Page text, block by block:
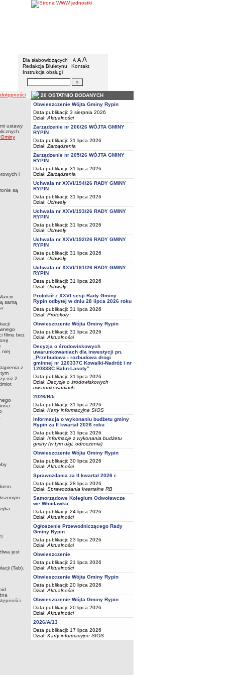
Gmina Rypin
Menu dodatkowe
Dla słabowidzących A pomniejsz czcionkę
A standardowy rozmiar czcionki
A
Redakcja Biuletynu
Kontakt
Instrukcja obsługi
Wyszukiwarka artykułów
ustawy
i
są
samą
filmu bez
niej
z
niż 2
jest
(Tab).
20 OSTATNIO DODANYCH
Obwieszczenie Wójta Gminy Rypin
Data publikacji: 3 sierpnia 2026
Dział: Aktualności
Zarządzenie nr 206/26 WÓJTA GMINY
RYPIN
Data publikacji: 31 lipca 2026
Dział: Zarządzenia
Zarządzenie nr 205/26 WÓJTA GMINY
RYPIN
Data publikacji: 31 lipca 2026
Dział: Zarządzenia
Uchwała nr XXVI/194/26 RADY GMINY
RYPIN
Data publikacji: 31 lipca 2026
Dział: Uchwały
Uchwała nr XXVI/193/26 RADY GMINY
RYPIN
Data publikacji: 31 lipca 2026
Dział: Uchwały
Uchwała nr XXVI/192/26 RADY GMINY
RYPIN
Data publikacji: 31 lipca 2026
Dział: Uchwały
Uchwała nr XXVI/191/26 RADY GMINY
RYPIN
Data publikacji: 31 lipca 2026
Dział: Uchwały
Protokół z XXVI sesji Rady Gminy
Rypin odbytej w dniu 28 lipca 2026 roku
Data publikacji: 31 lipca 2026
Dział: Protokoły
Obwieszczenie Wójta Gminy Rypin
Data publikacji: 31 lipca 2026
Dział: Aktualności
Decyzja o środowiskowych
uwarunkowaniach dla inwestycji pn.
„Przebudowa i rozbudowa drogi
gminnej nr 120337C Kowalki-Nadróż i nr
120338C Balin-Lasoty”
Data publikacji: 31 lipca 2026
Dział: Decyzje o środowiskowych
uwarunkowaniach
2026/B/5
Data publikacji: 31 lipca 2026
Dział: Karty informacyjne SIOS
Informacja o wykonaniu budżetu gminy
Rypin za II kwartał 2026 roku
Data publikacji: 31 lipca 2026
Dział: Informacje z wykonania budżetu
gminy (w tym ulgi, odroczenia)
Obwieszczenie Wójta Gminy Rypin
Data publikacji: 30 lipca 2026
Dział: Aktualności
Sprawozdania za II kwartał 2026 r.
Data publikacji: 28 lipca 2026
Dział: Sprawozdania kwartalne RB
Samorządowe Kolegium Odwoławcze
we Włocławku
Data publikacji: 24 lipca 2026
Dział: Aktualności
Ogłoszenie Przewodniczącego Rady
Gminy Rypin
Data publikacji: 23 lipca 2026
Dział: Aktualności
Obwieszczenie
Data publikacji: 21 lipca 2026
Dział: Aktualności
Obwieszczenie Wójta Gminy Rypin
Data publikacji: 20 lipca 2026
Dział: Aktualności
Obwieszczenie Wójta Gminy Rypin
Data publikacji: 20 lipca 2026
Dział: Aktualności
2026/A/13
Data publikacji: 17 lipca 2026
Dział: Karty informacyjne SIOS